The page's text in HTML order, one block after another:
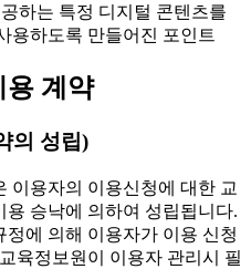
하는 특정 디지털 콘텐츠를
용하도록 만들어진 포인트
용 계약
의 성립)
이용자의 이용신청에 대한 교
용 승낙에 의하여 성립됩니다.
에 의해 이용자가 이용 신청
육정보원이 이용자 관리시 필